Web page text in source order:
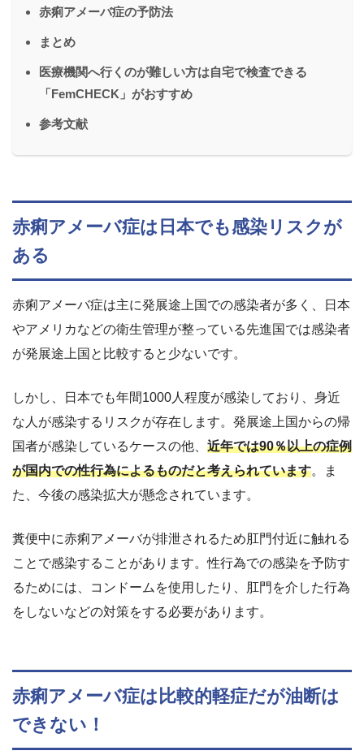
赤痢アメーバ症の予防法
まとめ
医療機関へ行くのが難しい方は自宅で検査できる
「FemCHECK」がおすすめ
参考文献
赤痢アメーバ症は日本でも感染リスクが
ある
赤痢アメーバ症は主に発展途上国での感染者が多く、日本
やアメリカなどの衛生管理が整っている先進国では感染者
が発展途上国と比較すると少ないです。
しかし、日本でも年間1000人程度が感染しており、身近
な人が感染するリスクが存在します。発展途上国からの帰
国者が感染しているケースの他、 近年では90％以上の症例
が国内での性行為によるものだと考えられています。ま
た、今後の感染拡大が懸念されています。
糞便中に赤痢アメーバが排泄されるため肛門付近に触れる
ことで感染することがあります。性行為での感染を予防す
るためには、コンドームを使用したり、肛門を介した行為
をしないなどの対策をする必要があります。
赤痢アメーバ症は比較的軽症だが油断は
できない！